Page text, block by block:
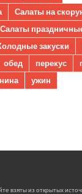
Салаты на
Салаты
закуски
обед перекус
ужин
взяты из открытых